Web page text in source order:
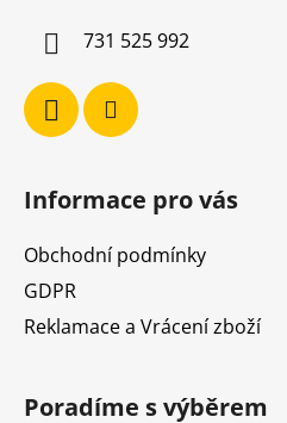
731 525 992
Informace pro vás
Obchodní podmínky
GDPR
Reklamace a Vrácení zboží
Poradíme s výběrem